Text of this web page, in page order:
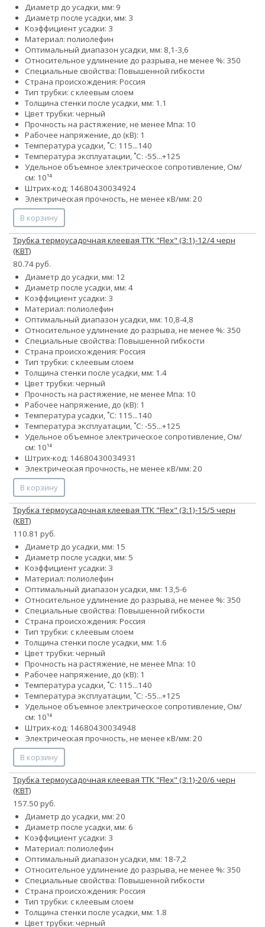
Диаметр до усадки, мм: 9
Диаметр после усадки, мм: 3
Коэффициент усадки: 3
Материал: полиолефин
Оптимальный диапазон усадки, мм: 8,1-3,6
Относительное удлинение до разрыва, не менее %: 350
Специальные свойства: Повышенной гибкости
Страна происхождения: Россия
Тип трубки: с клеевым слоем
Толщина стенки после усадки, мм: 1.1
Цвет трубки: черный
Прочность на растяжение, не менее Мпа: 10
Рабочее напряжение, до (кВ): 1
Температура усадки, ˚С: 115...140
Температура эксплуатации, ˚С: -55...+125
Удельное объемное электрическое сопротивление, Ом/
см: 10¹⁴
Штрих-код: 14680430034924
Электрическая прочность, не менее кВ/мм: 20
В корзину
Трубка термоусадочная клеевая ТТК "Flex" (3:1)-12/4 черн
(КВТ)
80.74 руб.
Диаметр до усадки, мм: 12
Диаметр после усадки, мм: 4
Коэффициент усадки: 3
Материал: полиолефин
Оптимальный диапазон усадки, мм: 10,8-4,8
Относительное удлинение до разрыва, не менее %: 350
Специальные свойства: Повышенной гибкости
Страна происхождения: Россия
Тип трубки: с клеевым слоем
Толщина стенки после усадки, мм: 1.4
Цвет трубки: черный
Прочность на растяжение, не менее Мпа: 10
Рабочее напряжение, до (кВ): 1
Температура усадки, ˚С: 115...140
Температура эксплуатации, ˚С: -55...+125
Удельное объемное электрическое сопротивление, Ом/
см: 10¹⁴
Штрих-код: 14680430034931
Электрическая прочность, не менее кВ/мм: 20
В корзину
Трубка термоусадочная клеевая ТТК "Flex" (3:1)-15/5 черн
(КВТ)
110.81 руб.
Диаметр до усадки, мм: 15
Диаметр после усадки, мм: 5
Коэффициент усадки: 3
Материал: полиолефин
Оптимальный диапазон усадки, мм: 13,5-6
Относительное удлинение до разрыва, не менее %: 350
Специальные свойства: Повышенной гибкости
Страна происхождения: Россия
Тип трубки: с клеевым слоем
Толщина стенки после усадки, мм: 1.6
Цвет трубки: черный
Прочность на растяжение, не менее Мпа: 10
Рабочее напряжение, до (кВ): 1
Температура усадки, ˚С: 115...140
Температура эксплуатации, ˚С: -55...+125
Удельное объемное электрическое сопротивление, Ом/
см: 10¹⁴
Штрих-код: 14680430034948
Электрическая прочность, не менее кВ/мм: 20
В корзину
Трубка термоусадочная клеевая ТТК "Flex" (3:1)-20/6 черн
(КВТ)
157.50 руб.
Диаметр до усадки, мм: 20
Диаметр после усадки, мм: 6
Коэффициент усадки: 3
Материал: полиолефин
Оптимальный диапазон усадки, мм: 18-7,2
Относительное удлинение до разрыва, не менее %: 350
Специальные свойства: Повышенной гибкости
Страна происхождения: Россия
Тип трубки: с клеевым слоем
Толщина стенки после усадки, мм: 1.8
Цвет трубки: черный